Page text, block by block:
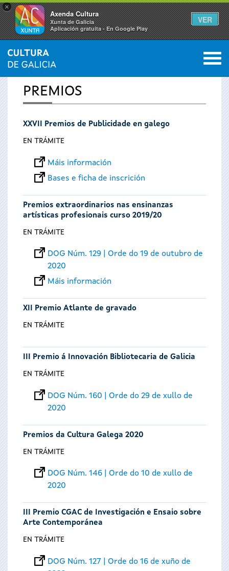
×
Axenda Cultura
Xunta de Galicia
Aplicación gratuíta - En Google Play
VER
Vostede
está
aquí
INICIO 0
PREMIOS
XXVII Premios de Publicidade en galego
EN TRÁMITE
Máis información
Bases e ficha de inscrición
Premios extraordinarios nas ensinanzas
artísticas profesionais curso 2019/20
EN TRÁMITE
DOG Núm. 129 | Orde do 19 de outubro de
2020
Máis información
XII Premio Atlante de gravado
EN TRÁMITE
III Premio á Innovación Bibliotecaria de Galicia
EN TRÁMITE
DOG Núm. 160 | Orde do 29 de xullo de
2020
Premios da Cultura Galega 2020
EN TRÁMITE
DOG Núm. 146 | Orde do 10 de xullo de
2020
III Premio CGAC de Investigación e Ensaio sobre
Arte Contemporánea
EN TRÁMITE
DOG Núm. 127 | Orde do 16 de xuño de